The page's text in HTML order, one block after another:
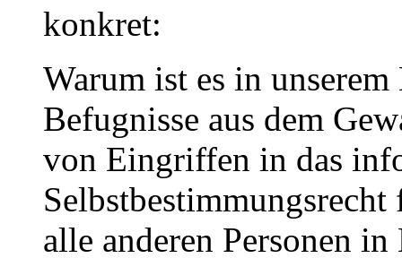
konkret:
Warum ist es in
Befugnisse aus dem
von Eingriffen in das
alle anderen Personen